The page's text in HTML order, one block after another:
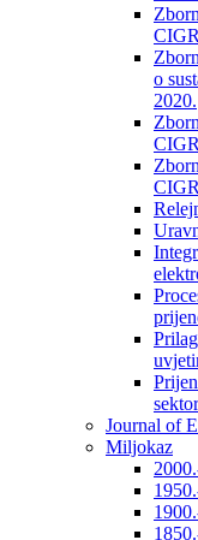
o
2020.
Journal of
Miljokaz